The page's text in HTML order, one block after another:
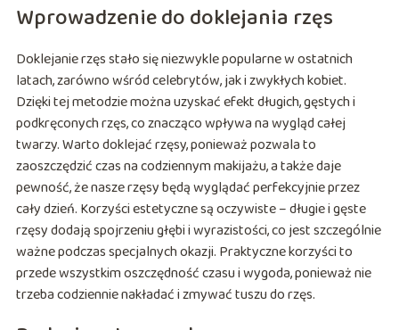
Wprowadzenie do doklejania rzęs
Doklejanie rzęs stało się niezwykle popularne w ostatnich
latach, zarówno wśród celebrytów, jak i zwykłych kobiet.
Dzięki tej metodzie można uzyskać efekt długich, gęstych i
podkręconych rzęs, co znacząco wpływa na wygląd całej
twarzy. Warto doklejać rzęsy, ponieważ pozwala to
zaoszczędzić czas na codziennym makijażu, a także daje
pewność, że nasze rzęsy będą wyglądać perfekcyjnie przez
cały dzień. Korzyści estetyczne są oczywiste – długie i gęste
rzęsy dodają spojrzeniu głębi i wyrazistości, co jest szczególnie
ważne podczas specjalnych okazji. Praktyczne korzyści to
przede wszystkim oszczędność czasu i wygoda, ponieważ nie
trzeba codziennie nakładać i zmywać tuszu do rzęs.